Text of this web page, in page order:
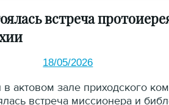
встреча
18/05/2026
в актовом зале приходского
встреча миссионера и